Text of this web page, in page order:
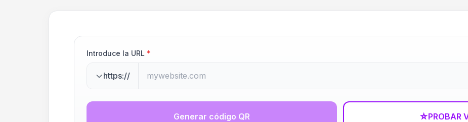
Introduce la URL *
https://
Generar código QR ☆PROBAR